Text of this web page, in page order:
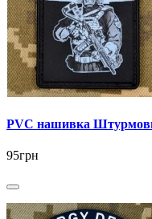
PVC нашивка
95грн